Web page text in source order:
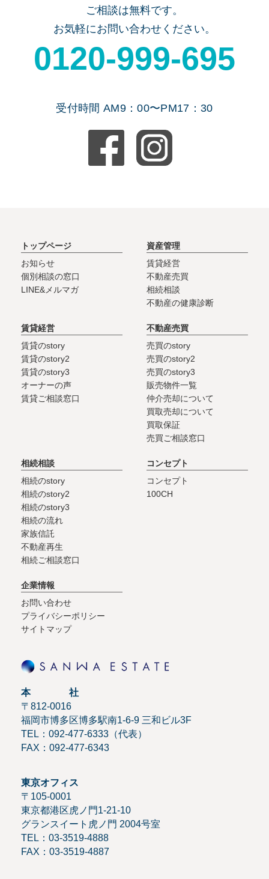
ご相談は無料です。
お気軽にお問い合わせください。
0120-999-695
受付時間 AM9：00〜PM17：30
トップページ
お知らせ
個別相談の窓口
LINE&メルマガ
資産管理
賃貸経営
不動産売買
相続相談
不動産の健康診断
賃貸経営
賃貸のstory
賃貸のstory2
賃貸のstory3
オーナーの声
賃貸ご相談窓口
不動産売買
売買のstory
売買のstory2
売買のstory3
販売物件一覧
仲介売却について
買取売却について
買取保証
売買ご相談窓口
相続相談
相続のstory
相続のstory2
相続のstory3
相続の流れ
家族信託
不動産再生
相続ご相談窓口
コンセプト
コンセプト
100CH
企業情報
お問い合わせ
プライバシーポリシー
サイトマップ
本 社
〒812-0016
福岡市博多区博多駅南1-6-9 三和ビル3F
TEL：092-477-6333（代表）
FAX：092-477-6343
東京オフィス
〒105-0001
東京都港区虎ノ門1-21-10
グランスイート虎ノ門 2004号室
TEL：03-3519-4888
FAX：03-3519-4887